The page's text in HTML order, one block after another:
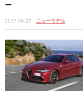
ー
2017.06.27 ニューモデル